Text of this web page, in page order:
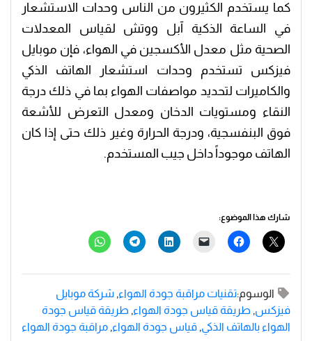
كما يستخدم الكثيرون من الناس وحدات الاستشعار
في الساعة الذكية آبل ووتش لقياس المعدلات
الصحية مثل معدل الأكسجين في الهواء، فإن موبايل
فيزكس تستخدم وحدات استشعار الهاتف الذكي
والكاميرات لتحديد مواصفات الهواء بما في ذلك درجة
النقاء ومستويات الدخان ومعدل التعرض للأشعة
فوق البنفسجية، ودرجة الحرارة وغير ذلك حتى إذا كان
الهاتف موجوداً داخل جيب المستخدم.
شارك هذا الموضوع:
الوسوم:تقنيات مراقبة جودة الهواء, شركة موبايل
فيزكس, طريقة قياس جودة الهواء, طريقة قياس جودة
الهواء بالهاتف الذكي, قياس جودة الهواء, مراقبة جودة الهواء